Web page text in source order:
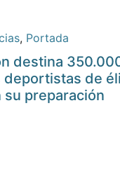
, Portada
destina
deportistas de
su preparación